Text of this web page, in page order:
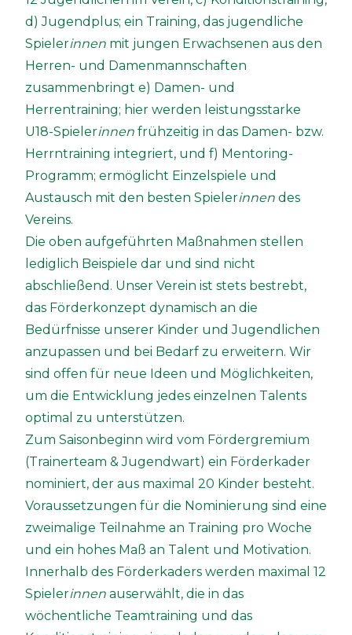
d) Jugendplus; ein Training, das jugendliche
Spielerinnen mit jungen Erwachsenen aus den
Herren- und Damenmannschaften
zusammenbringt e) Damen- und
Herrentraining; hier werden leistungsstarke
U18-Spielerinnen frühzeitig in das Damen- bzw.
Herrntraining integriert, und f) Mentoring-
Programm; ermöglicht Einzelspiele und
Austausch mit den besten Spielerinnen des
Vereins.
Die oben aufgeführten Maßnahmen stellen
lediglich Beispiele dar und sind nicht
abschließend. Unser Verein ist stets bestrebt,
das Förderkonzept dynamisch an die
Bedürfnisse unserer Kinder und Jugendlichen
anzupassen und bei Bedarf zu erweitern. Wir
sind offen für neue Ideen und Möglichkeiten,
um die Entwicklung jedes einzelnen Talents
optimal zu unterstützen.
Zum Saisonbeginn wird vom Fördergremium
(Trainerteam & Jugendwart) ein Förderkader
nominiert, der aus maximal 20 Kinder besteht.
Voraussetzungen für die Nominierung sind eine
zweimalige Teilnahme an Training pro Woche
und ein hohes Maß an Talent und Motivation.
Innerhalb des Förderkaders werden maximal 12
Spielerinnen auserwählt, die in das
wöchentliche Teamtraining und das